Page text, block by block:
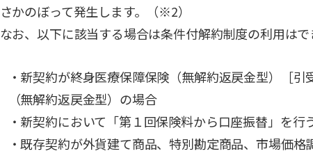
さかのぼって発生します。（※2）
なお、以下に該当する場合は条件付解約制度の利用はで
・新契約が終身医療保障保険（無解約返戻金型）［
（無解約返戻金型）の場合
・新契約において「第１回保険料から口座振替」を行
・既存契約が外貨建て商品、特別勘定商品、市場価格